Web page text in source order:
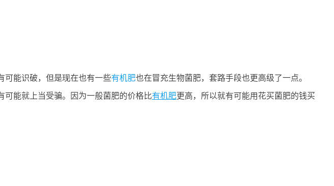
可能识破，但是现在也有一些有机肥也在冒充生物菌肥，套路手段也更高级了一点。
能就上当受骗。因为一般菌肥的价格比有机肥更高，所以就有可能用花买菌肥的钱买